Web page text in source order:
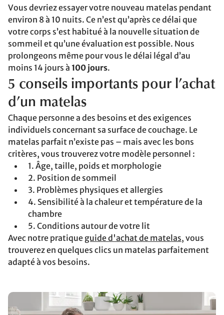
Vous devriez essayer votre nouveau matelas pendant
environ 8 à 10 nuits. Ce n’est qu’après ce délai que
votre corps s’est habitué à la nouvelle situation de
sommeil et qu’une évaluation est possible. Nous
prolongeons même pour vous le délai légal d’au
moins 14 jours à 100 jours.
5 conseils importants pour l’achat
d’un matelas
Chaque personne a des besoins et des exigences
individuels concernant sa surface de couchage. Le
matelas parfait n’existe pas – mais avec les bons
critères, vous trouverez votre modèle personnel :
1. Âge, taille, poids et morphologie
2. Position de sommeil
3. Problèmes physiques et allergies
4. Sensibilité à la chaleur et température de la
chambre
5. Conditions autour de votre lit
Avec notre pratique guide d'achat de matelas, vous
trouverez en quelques clics un matelas parfaitement
adapté à vos besoins.